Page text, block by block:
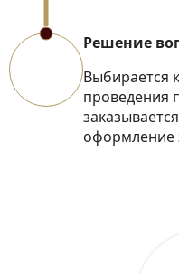
Решение
Выбирается
проведения
оформление